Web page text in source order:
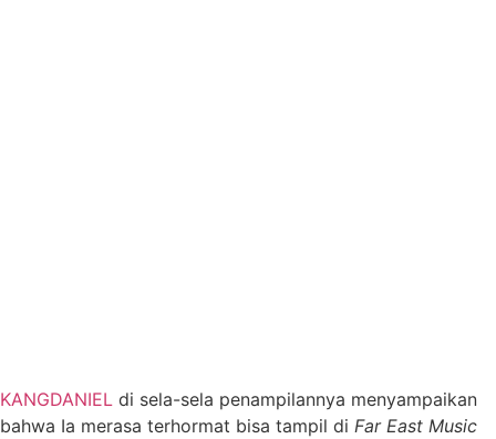
KANGDANIEL di sela-sela penampilannya menyampaikan
bahwa Ia merasa terhormat bisa tampil di Far East Music